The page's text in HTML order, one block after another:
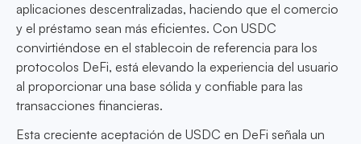
aplicaciones descentralizadas, haciendo que el comercio
y el préstamo sean más eficientes. Con USDC
convirtiéndose en el stablecoin de referencia para los
protocolos DeFi, está elevando la experiencia del usuario
al proporcionar una base sólida y confiable para las
transacciones financieras.
Esta creciente aceptación de USDC en DeFi señala un